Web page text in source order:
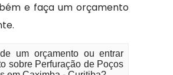
e faça um orçamento
um orçamento ou entrar
sobre Perfuração de Poços